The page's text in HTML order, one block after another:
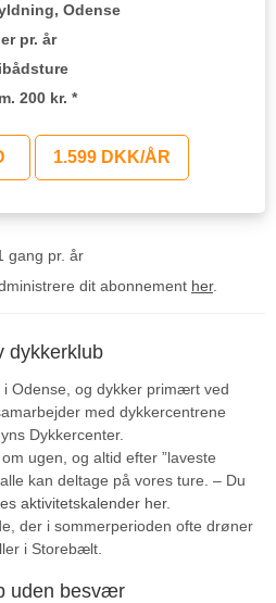
Odense
pr. år
200 kr. *
1.599 DKK/ÅR
gang pr. år
dit abonnement her.
dykkerklub
Odense, og dykker primært ved
med dykkercentrene
Dykkercenter.
ugen, og altid efter ”laveste
kan deltage på vores ture. – Du
aktivitetskalender her.
der i sommerperioden ofte drøner
i Storebælt.
uden besvær